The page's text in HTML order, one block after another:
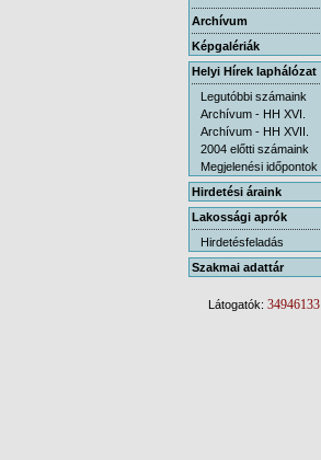
Archívum
Képgalériák
Helyi Hírek laphálózat
Legutóbbi számaink
Archívum - HH XVI.
Archívum - HH XVII.
2004 előtti számaink
Megjelenési időpontok
Hirdetési áraink
Lakossági aprók
Hirdetésfeladás
Szakmai adattár
Látogatók: 34946133